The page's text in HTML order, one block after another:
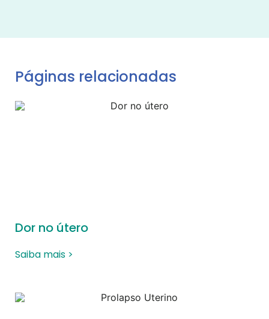
Páginas relacionadas
Dor no útero
Saiba mais >